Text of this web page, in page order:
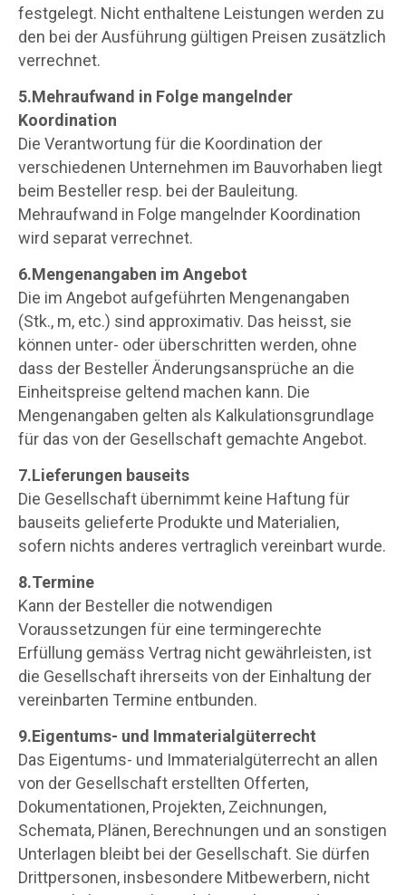
festgelegt. Nicht enthaltene Leistungen werden zu
den bei der Ausführung gültigen Preisen zusätzlich
verrechnet.
5.Mehraufwand in Folge mangelnder
Koordination
Die Verantwortung für die Koordination der
verschiedenen Unternehmen im Bauvorhaben liegt
beim Besteller resp. bei der Bauleitung.
Mehraufwand in Folge mangelnder Koordination
wird separat verrechnet.
6.Mengenangaben im Angebot
Die im Angebot aufgeführten Mengenangaben
(Stk., m, etc.) sind approximativ. Das heisst, sie
können unter- oder überschritten werden, ohne
dass der Besteller Änderungsansprüche an die
Einheitspreise geltend machen kann. Die
Mengenangaben gelten als Kalkulationsgrundlage
für das von der Gesellschaft gemachte Angebot.
7.Lieferungen bauseits
Die Gesellschaft übernimmt keine Haftung für
bauseits gelieferte Produkte und Materialien,
sofern nichts anderes vertraglich vereinbart wurde.
8.Termine
Kann der Besteller die notwendigen
Voraussetzungen für eine termingerechte
Erfüllung gemäss Vertrag nicht gewährleisten, ist
die Gesellschaft ihrerseits von der Einhaltung der
vereinbarten Termine entbunden.
9.Eigentums- und Immaterialgüterrecht
Das Eigentums- und Immaterialgüterrecht an allen
von der Gesellschaft erstellten Offerten,
Dokumentationen, Projekten, Zeichnungen,
Schemata, Plänen, Berechnungen und an sonstigen
Unterlagen bleibt bei der Gesellschaft. Sie dürfen
Drittpersonen, insbesondere Mitbewerbern, nicht